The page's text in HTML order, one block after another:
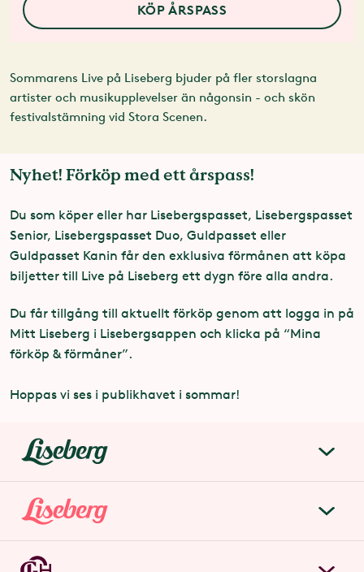
KÖP ÅRSPASS
Sommarens Live på Liseberg bjuder på fler storslagna
artister och musikupplevelser än någonsin - och skön
festivalstämning vid Stora Scenen.
Nyhet! Förköp med ett årspass!
Du som köper eller har Lisebergspasset, Lisebergspasset
Senior, Lisebergspasset Duo, Guldpasset eller
Guldpasset Kanin får den exklusiva förmånen att köpa
biljetter till Live på Liseberg ett dygn före alla andra.
Du får tillgång till aktuellt förköp genom att logga in på
Mitt Liseberg i Lisebergsappen och klicka på “Mina
förköp & förmåner”.
Hoppas vi ses i publikhavet i sommar!
liseberg.se
Om Liseberg
Kontakta oss
Lisebergsparken